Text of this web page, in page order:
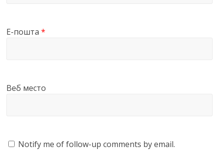
Е-пошта*
Веб место
Notify me of follow-up comments by email.